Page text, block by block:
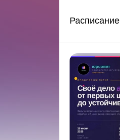
Расписание